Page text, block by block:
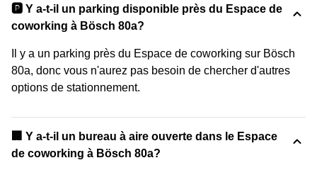
🅿️ Y a-t-il un parking disponible près du Espace de
coworking à Bösch 80a?
Il y a un parking près du Espace de coworking sur Bösch
80a, donc vous n'aurez pas besoin de chercher d'autres
options de stationnement.
‍🏢 Y a-t-il un bureau à aire ouverte dans le Espace
de coworking à Bösch 80a?